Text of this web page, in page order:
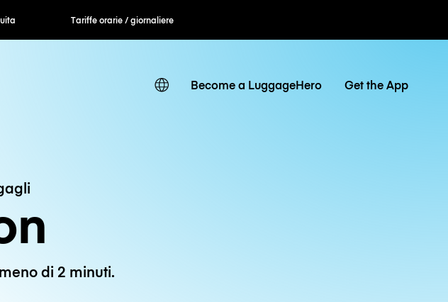
Tariffe orarie / giornaliere
Become a LuggageHero Get the App
di 2 minuti.